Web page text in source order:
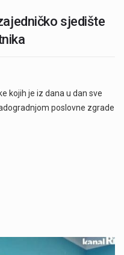
sjedište
kojih je iz dana u dan sve
poslovne zgrade